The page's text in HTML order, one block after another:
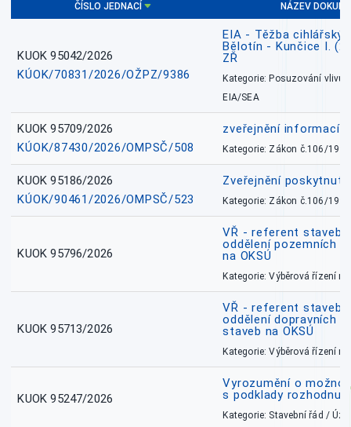
ČÍSLO JEDNACÍ NÁZEV
KUOK 95042/2026
KÚOK/70831/2026/OŽPZ/9386
EIA - Těžba
Bělotín - Kunčice I.
ZŘ
Kategorie: Posuzování vlivů
EIA/SEA
KUOK 95709/2026
KÚOK/87430/2026/OMPSČ/508
zveřejnění informací
Kategorie: Zákon č.106/1999
KUOK 95186/2026
KÚOK/90461/2026/OMPSČ/523
Zveřejnění
Kategorie: Zákon č.106/1999
KUOK 95796/2026
VŘ - referent
oddělení pozemních
na OKSÚ
Kategorie: Výběrová řízení
KUOK 95713/2026
VŘ - referent
oddělení dopravních
staveb na OKSÚ
Kategorie: Výběrová řízení
KUOK 95247/2026
Vyrozumění o
s podklady rozhodnutí
Kategorie: Stavební řád /